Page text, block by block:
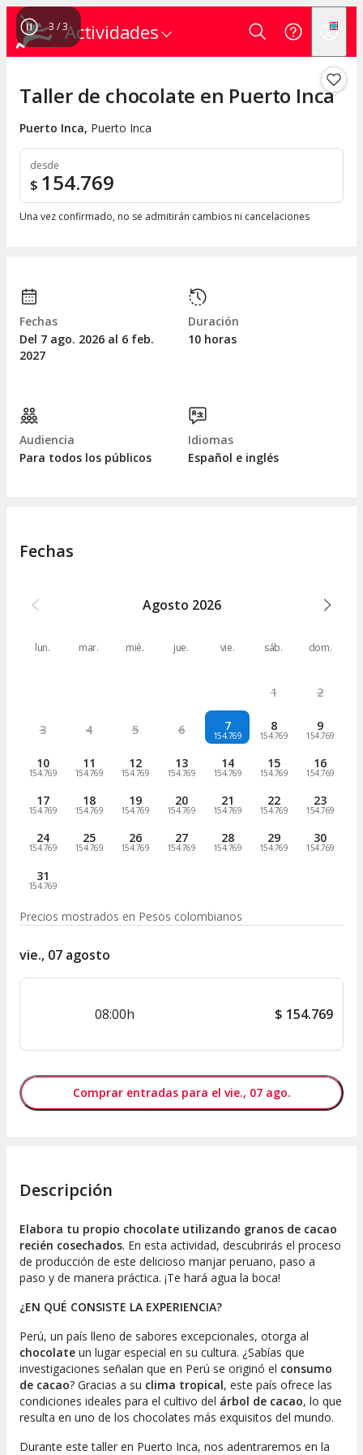
Actividades
3 /3
Taller de chocolate en Puerto Inca
Puerto Inca, Puerto Inca
desde
$ 154.769
Una vez confirmado, no se admitirán cambios ni cancelaciones
Fechas
Del 7 ago. 2026 al 6 feb.
2027
Duración
10 horas
Audiencia
Para todos los públicos
Idiomas
Español e inglés
Fechas
Agosto 2026
lun. mar. mié. jue. vie. sáb. dom.
1 2
3 4 5 6 7
154.769
8
154.769
9
154.769
10
154.769
11
154.769
12
154.769
13
154.769
14
154.769
15
154.769
16
154.769
17
154.769
18
154.769
19
154.769
20
154.769
21
154.769
22
154.769
23
154.769
24
154.769
25
154.769
26
154.769
27
154.769
28
154.769
29
154.769
30
154.769
31
154.769
Precios mostrados en Pesos colombianos
vie., 07 agosto
08:00h $ 154.769
Comprar entradas para el vie., 07 ago.
Descripción
Elabora tu propio chocolate utilizando granos de cacao
recién cosechados. En esta actividad, descubrirás el proceso
de producción de este delicioso manjar peruano, paso a
paso y de manera práctica. ¡Te hará agua la boca!
¿EN QUÉ CONSISTE LA EXPERIENCIA?
Perú, un país lleno de sabores excepcionales, otorga al
chocolate un lugar especial en su cultura. ¿Sabías que
investigaciones señalan que en Perú se originó el consumo
de cacao? Gracias a su clima tropical, este país ofrece las
condiciones ideales para el cultivo del árbol de cacao, lo que
resulta en uno de los chocolates más exquisitos del mundo.
Durante este taller en Puerto Inca, nos adentraremos en la